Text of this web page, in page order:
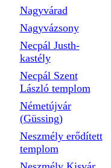
Nagyvárad
Nagyvázsony
Necpál Justh-
kastély
Necpál Szent
László templom
Németújvár
(Güssing)
Neszmély erődített
templom